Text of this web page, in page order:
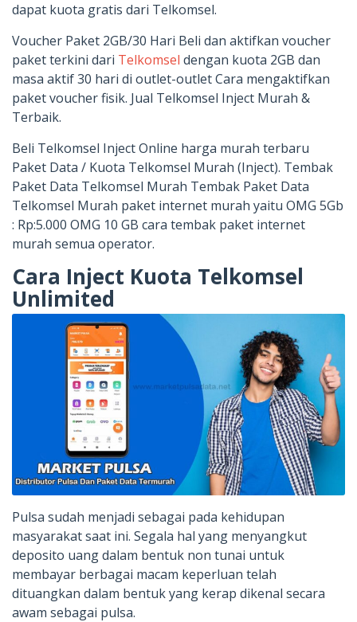
dapat kuota gratis dari Telkomsel.
Voucher Paket 2GB/30 Hari Beli dan aktifkan voucher
paket terkini dari Telkomsel dengan kuota 2GB dan
masa aktif 30 hari di outlet-outlet Cara mengaktifkan
paket voucher fisik. Jual Telkomsel Inject Murah &
Terbaik.
Beli Telkomsel Inject Online harga murah terbaru
Paket Data / Kuota Telkomsel Murah (Inject). Tembak
Paket Data Telkomsel Murah Tembak Paket Data
Telkomsel Murah paket internet murah yaitu OMG 5Gb
: Rp:5.000 OMG 10 GB cara tembak paket internet
murah semua operator.
Cara Inject Kuota Telkomsel
Unlimited
Pulsa sudah menjadi sebagai pada kehidupan
masyarakat saat ini. Segala hal yang menyangkut
deposito uang dalam bentuk non tunai untuk
membayar berbagai macam keperluan telah
dituangkan dalam bentuk yang kerap dikenal secara
awam sebagai pulsa.